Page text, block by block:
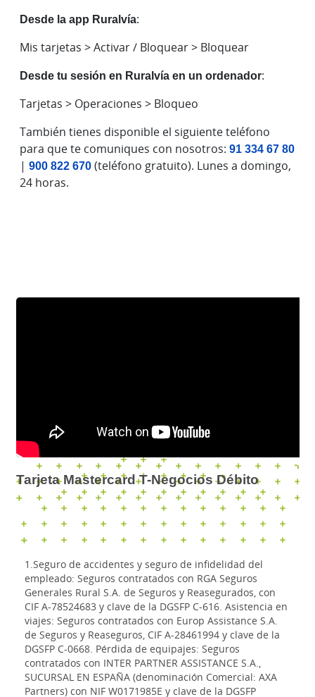
Desde la app Ruralvía:
Mis tarjetas > Activar / Bloquear > Bloquear
Desde tu sesión en Ruralvía en un ordenador:
Tarjetas > Operaciones > Bloqueo
También tienes disponible el siguiente teléfono
para que te comuniques con nosotros: 91 334 67 80
| 900 822 670(teléfono gratuito). Lunes a domingo,
24 horas.
Tarjeta Mastercard T-Negocios Débito
1.Seguro de accidentes y seguro de infidelidad del
empleado: Seguros contratados con RGA Seguros
Generales Rural S.A. de Seguros y Reasegurados, con
CIF A-78524683 y clave de la DGSFP C-616. Asistencia en
viajes: Seguros contratados con Europ Assistance S.A.
de Seguros y Reaseguros, CIF A-28461994 y clave de la
DGSFP C-0668. Pérdida de equipajes: Seguros
contratados con INTER PARTNER ASSISTANCE S.A.,
SUCURSAL EN ESPAÑA (denominación Comercial: AXA
Partners) con NIF W0171985E y clave de la DGSFP